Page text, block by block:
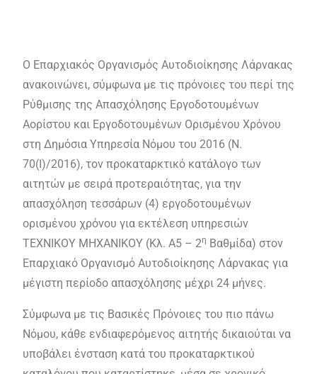
Ο Επαρχιακός Οργανισμός Αυτοδιοίκησης Λάρνακας
ανακοινώνει, σύμφωνα με τις πρόνοιες του περί της
Ρύθμισης της Απασχόλησης Εργοδοτουμένων
Αορίστου και Εργοδοτουμένων Ορισμένου Χρόνου
στη Δημόσια Υπηρεσία Νόμου του 2016 (Ν.
70(Ι)/2016), τον προκαταρκτικό κατάλογο των
αιτητών με σειρά προτεραιότητας, για την
απασχόληση τεσσάρων (4) εργοδοτουμένων
ορισμένου χρόνου για εκτέλεση υπηρεσιών
ΤΕΧΝΙΚΟΥ ΜΗΧΑΝΙΚΟΥ (Κλ. Α5 – 2η Βαθμίδα) στον
Επαρχιακό Οργανισμό Αυτοδιοίκησης Λάρνακας για
μέγιστη περίοδο απασχόλησης μέχρι 24 μήνες.
Σύμφωνα με τις Βασικές Πρόνοιες του πιο πάνω
Νόμου, κάθε ενδιαφερόμενος αιτητής δικαιούται να
υποβάλει ένσταση κατά του προκαταρκτικού